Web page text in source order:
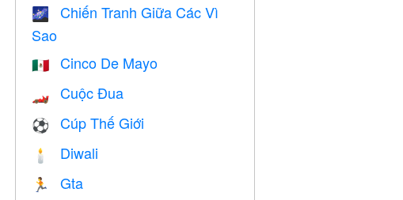
🌌
Chiến Tranh Giữa Các Vì
Sao
🇲🇽 Cinco De Mayo
🏎 Cuộc Đua
⚽ Cúp Thế Giới
🕯 Diwali
🏃 Gta